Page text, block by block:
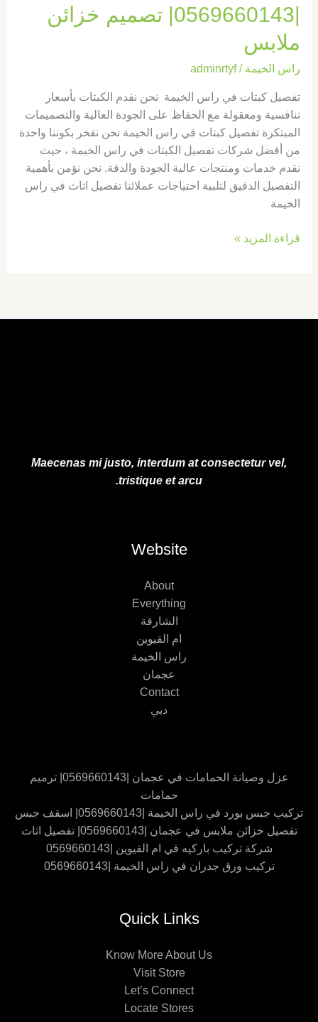
|0569660143| تصميم خزائن
ملابس
راس الخيمة /
adminrtyf
تفصيل كبتات في راس الخيمة نحن نقدم الكبتات بأسعار
تنافسية ومعقولة مع الحفاظ على الجودة العالية والتصميمات
المبتكرة تفصيل كبتات في راس الخيمة نحن نفخر بكوننا واحدة
من أفضل شركات تفصيل الكبتات في راس الخيمة ، حيث
نقدم خدمات ومنتجات عالية الجودة والدقة. نحن نؤمن بأهمية
التفصيل الدقيق لتلبية احتياجات عملائنا تفصيل اثاث في راس
الخيمة
قراءة المزيد »
Maecenas mi justo, interdum at consectetur vel,
tristique et arcu.
Website
About
Everything
الشارقة
ام القيوين
راس الخيمة
عجمان
Contact
دبي
عزل وصيانة الحمامات في عجمان |0569660143| ترميم
حمامات
تركيب جبس بورد في راس الخيمة |0569660143| اسقف جبس
تفصيل خزائن ملابس في عجمان |0569660143| تفصيل اثاث
شركة تركيب باركيه في ام القيوين |0569660143
تركيب ورق جدران في راس الخيمة |0569660143
Quick Links
Know More About Us
Visit Store
Let’s Connect
Locate Stores